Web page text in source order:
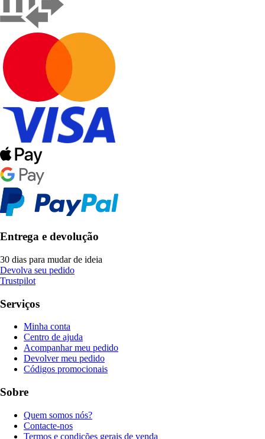
Entrega e devolução
30 dias para mudar de ideia
Devolva seu pedido
Trustpilot
Serviços
Minha conta
Centro de ajuda
Acompanhar meu pedido
Devolver meu pedido
Códigos promocionais
Sobre
Quem somos nós?
Contacte-nos
Termos e condições gerais de venda